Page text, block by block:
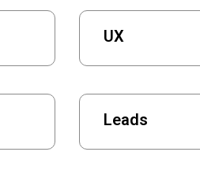
UX
Leads